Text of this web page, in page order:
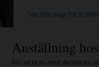
See this page for a
Anställning
För att ta itu med de största